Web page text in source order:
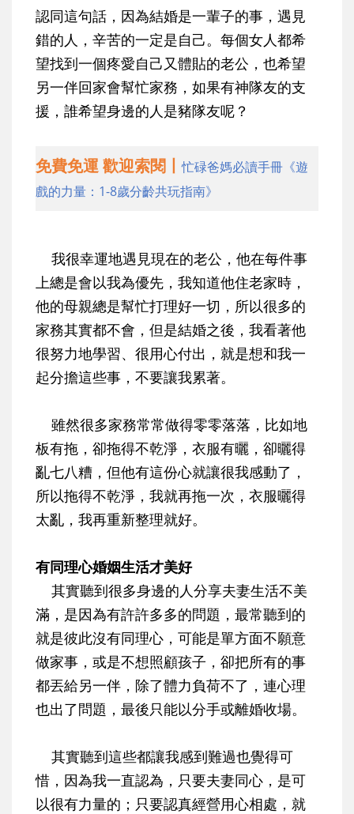
認同這句話，因為結婚是一輩子的事，遇見
錯的人，辛苦的一定是自己。每個女人都希
望找到一個疼愛自己又體貼的老公，也希望
另一伴回家會幫忙家務，如果有神隊友的支
援，誰希望身邊的人是豬隊友呢？
免費免運 歡迎索閱丨忙碌爸媽必讀手冊《遊
戲的力量：1-8歲分齡共玩指南》
我很幸運地遇見現在的老公，他在每件事
上總是會以我為優先，我知道他住老家時，
他的母親總是幫忙打理好一切，所以很多的
家務其實都不會，但是結婚之後，我看著他
很努力地學習、很用心付出，就是想和我一
起分擔這些事，不要讓我累著。
雖然很多家務常常做得零零落落，比如地
板有拖，卻拖得不乾淨，衣服有曬，卻曬得
亂七八糟，但他有這份心就讓很我感動了，
所以拖得不乾淨，我就再拖一次，衣服曬得
太亂，我再重新整理就好。
有同理心婚姻生活才美好
其實聽到很多身邊的人分享夫妻生活不美
滿，是因為有許許多多的問題，最常聽到的
就是彼此沒有同理心，可能是單方面不願意
做家事，或是不想照顧孩子，卻把所有的事
都丟給另一伴，除了體力負荷不了，連心理
也出了問題，最後只能以分手或離婚收場。
其實聽到這些都讓我感到難過也覺得可
惜，因為我一直認為，只要夫妻同心，是可
以很有力量的；只要認真經營用心相處，就